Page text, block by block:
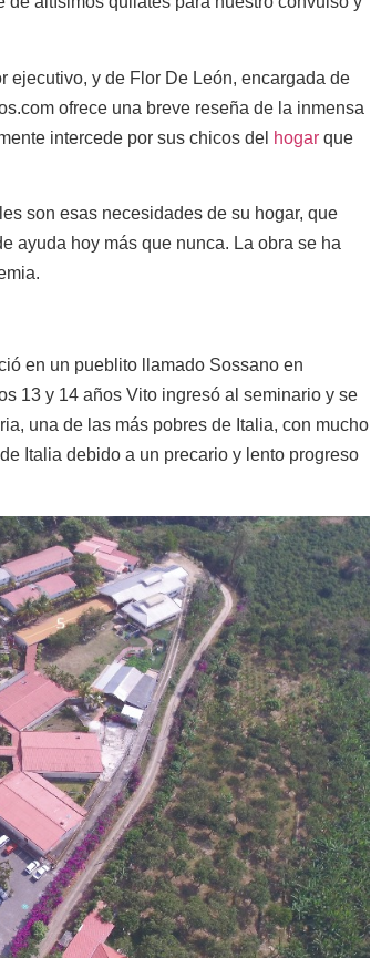
ejecutivo, y de Flor De León, encargada de
ofrece una breve reseña de la inmensa
intercede por sus chicos del hogar que
son esas necesidades de su hogar, que
ayuda hoy más que nunca. La obra se ha
en un pueblito llamado Sossano en
13 y 14 años Vito ingresó al seminario y se
una de las más pobres de Italia, con mucho
Italia debido a un precario y lento progreso